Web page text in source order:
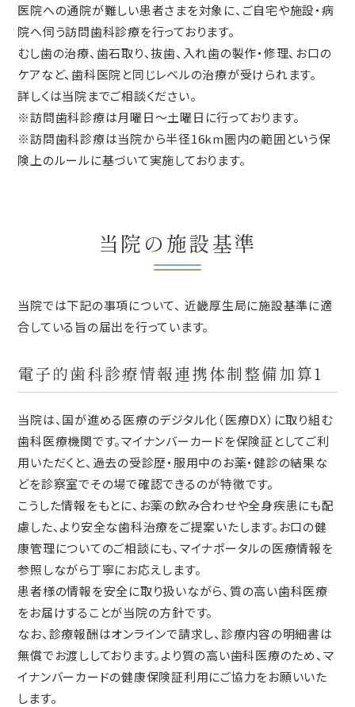
医院への通院が難しい患者さまを対象に、ご自宅や施設・病
院へ伺う訪問歯科診療を行っております。
むし歯の治療、歯石取り、抜歯、入れ歯の製作・修理、お口の
ケアなど、歯科医院と同じレベルの治療が受けられます。
詳しくは当院までご相談ください。
※訪問歯科診療は月曜日～土曜日に行っております。
※訪問歯科診療は当院から半径16km圏内の範囲という保
険上のルールに基づいて実施しております。
当院の施設基準
当院では下記の事項について、 近畿厚生局に施設基準に適
合している旨の届出を行っています。
電子的歯科診療情報連携体制整備加算1
当院は、国が進める医療のデジタル化（医療DX）に取り組む
歯科医療機関です。マイナンバーカードを保険証としてご利
用いただくと、過去の受診歴・服用中のお薬・健診の結果な
どを診察室でその場で確認できるのが特徴です。
こうした情報をもとに、お薬の飲み合わせや全身疾患にも配
慮した、より安全な歯科治療をご提案いたします。お口の健
康管理についてのご相談にも、マイナポータルの医療情報を
参照しながら丁寧にお応えします。
患者様の情報を安全に取り扱いながら、質の高い歯科医療
をお届けすることが当院の方針です。
なお、診療報酬はオンラインで請求し、診療内容の明細書は
無償でお渡ししております。より質の高い歯科医療のため、マ
イナンバーカードの健康保険証利用にご協力をお願いいた
します。